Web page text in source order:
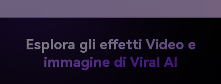
Esplora gli effetti Video e
immagine di Viral AI